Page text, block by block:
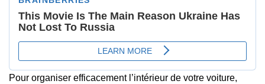
Pour organiser efficacement l’intérieur de votre voiture,